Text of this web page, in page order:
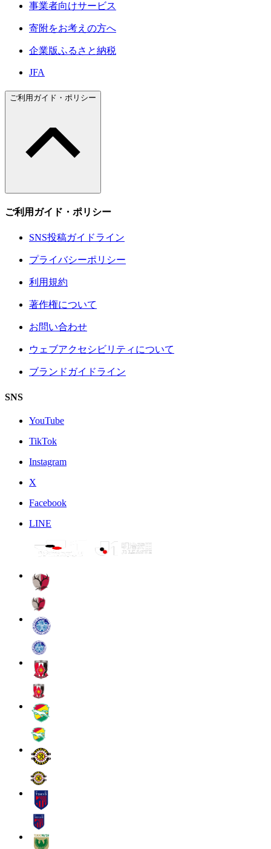
事業者向けサービス
寄附をお考えの方へ
企業版ふるさと納税
JFA
ご利用ガイド・ポリシー
ご利用ガイド・ポリシー
SNS投稿ガイドライン
プライバシーポリシー
利用規約
著作権について
お問い合わせ
ウェブアクセシビリティについて
ブランドガイドライン
SNS
YouTube
TikTok
Instagram
X
Facebook
LINE